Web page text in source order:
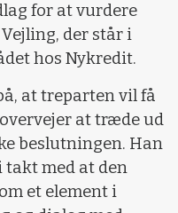
for at vurdere
der står i
hos Nykredit.
at treparten vil få
at træde ud
beslutningen. Han
takt med at den
et element i